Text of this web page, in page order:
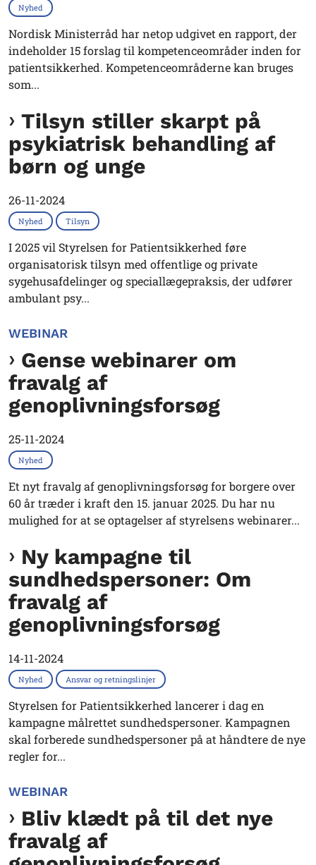
Nyhed
Nordisk Ministerråd har netop udgivet en rapport, der
indeholder 15 forslag til kompetenceområder inden for
patientsikkerhed. Kompetenceområderne kan bruges
som...
Tilsyn stiller skarpt på
psykiatrisk behandling af
børn og unge
26-11-2024
Nyhed Tilsyn
I 2025 vil Styrelsen for Patientsikkerhed føre
organisatorisk tilsyn med offentlige og private
sygehusafdelinger og speciallægepraksis, der udfører
ambulant psy...
WEBINAR
Gense webinarer om
fravalg af
genoplivningsforsøg
25-11-2024
Nyhed
Et nyt fravalg af genoplivningsforsøg for borgere over
60 år træder i kraft den 15. januar 2025. Du har nu
mulighed for at se optagelser af styrelsens webinarer...
Ny kampagne til
sundhedspersoner: Om
fravalg af
genoplivningsforsøg
14-11-2024
Nyhed Ansvar og retningslinjer
Styrelsen for Patientsikkerhed lancerer i dag en
kampagne målrettet sundhedspersoner. Kampagnen
skal forberede sundhedspersoner på at håndtere de nye
regler for...
WEBINAR
Bliv klædt på til det nye
fravalg af